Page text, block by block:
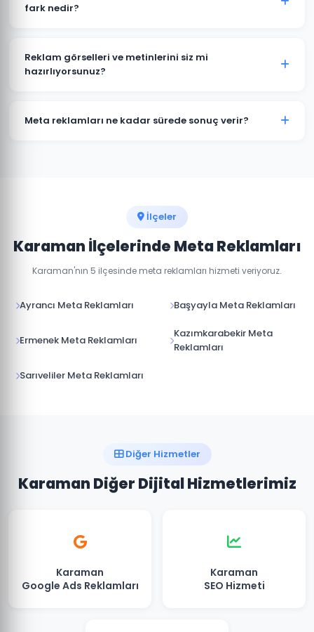
günlük 50 TL'den başlayan bütçelerle etkili
fark nedir?
yöneticisinden yönetilir. Karaman'daki hedef kitlenizin
hangi platformda daha aktif olduğuna göre bütçe
Reklam görselleri ve metinlerini siz mi
hazırlıyorsunuz?
reklam görselleri, video içerikler ve reklam metinleri
Meta reklamları ne kadar sürede sonuç verir?
İlçeler
Karaman İlçelerinde Meta Reklamları
Karaman'nın 5 ilçesinde meta reklamları hizmeti veriyoruz.
Ayrancı Meta Reklamları Başyayla Meta Reklamları
Ermenek Meta Reklamları
Kazımkarabekir Meta
Reklamları
Sarıveliler Meta Reklamları
Diğer Hizmetler
Karaman Diğer Dijital Hizmetlerimiz
Karaman
Google Ads Reklamları
Karaman
SEO Hizmeti